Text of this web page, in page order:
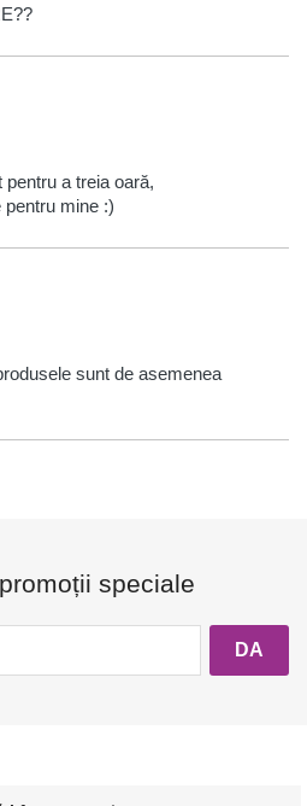
a treia oară,
pentru mine :)
sunt de asemenea
speciale